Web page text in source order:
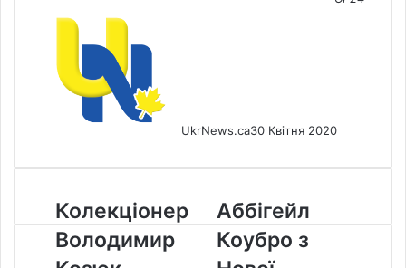
UkrNews.ca30 Квітня 2020
Колекціонер
Володимир
Козюк
поділився
Колекціонер
Володимир
Аббігейл
Коубро
з
Нової
Аббігейл
Коубро з